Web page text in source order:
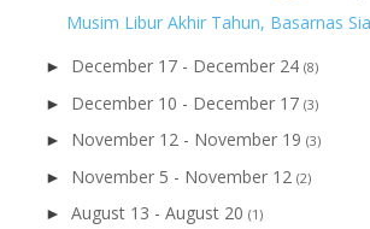
Musim Libur Akhir Tahun, Basarnas
► December 17 - December 24 (8)
► December 10 - December 17 (3)
► November 12 - November 19 (3)
► November 5 - November 12 (2)
► August 13 - August 20 (1)